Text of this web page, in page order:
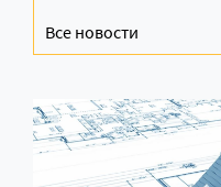
Все новости